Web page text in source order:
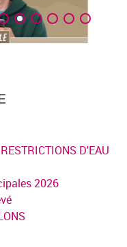
D'EAU
2026